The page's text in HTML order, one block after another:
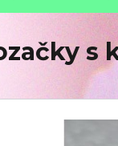
s